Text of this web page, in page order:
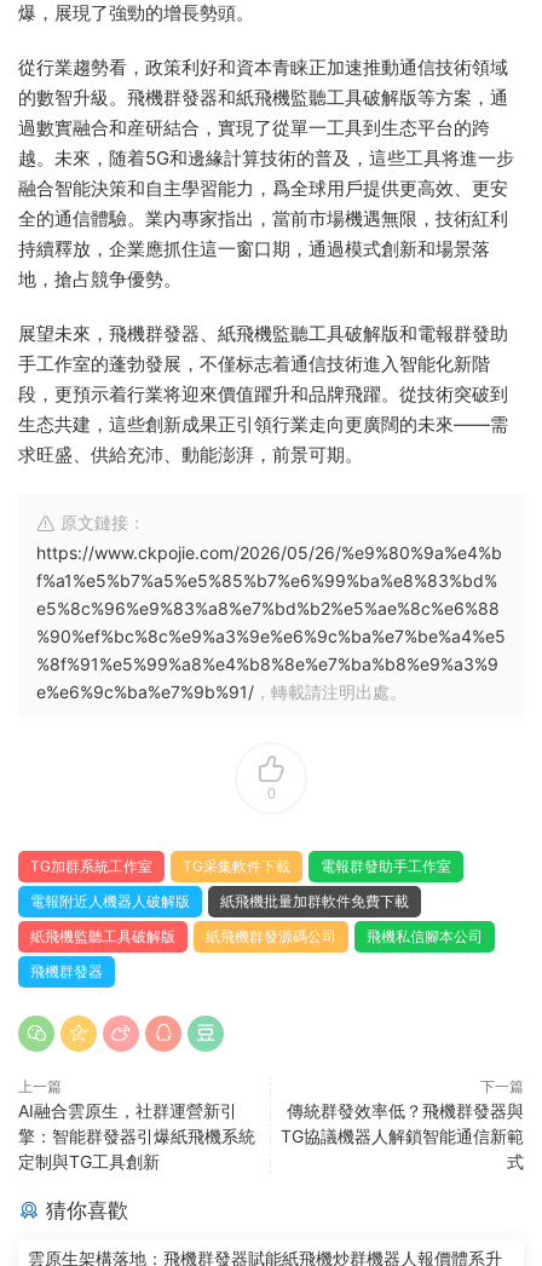
爆，展現了強勁的增長勢頭。
從行業趨勢看，政策利好和資本青睐正加速推動通信技術領域
的數智升級。飛機群發器和紙飛機監聽工具破解版等方案，通
過數實融合和産研結合，實現了從單一工具到生态平台的跨
越。未來，随着5G和邊緣計算技術的普及，這些工具将進一步
融合智能決策和自主學習能力，爲全球用戶提供更高效、更安
全的通信體驗。業内專家指出，當前市場機遇無限，技術紅利
持續釋放，企業應抓住這一窗口期，通過模式創新和場景落
地，搶占競争優勢。
展望未來，飛機群發器、紙飛機監聽工具破解版和電報群發助
手工作室的蓬勃發展，不僅标志着通信技術進入智能化新階
段，更預示着行業将迎來價值躍升和品牌飛躍。從技術突破到
生态共建，這些創新成果正引領行業走向更廣闊的未來——需
求旺盛、供給充沛、動能澎湃，前景可期。
原文鏈接：
https://www.ckpojie.com/2026/05/26/%e9%80%9a%e4%b
f%a1%e5%b7%a5%e5%85%b7%e6%99%ba%e8%83%bd%
e5%8c%96%e9%83%a8%e7%bd%b2%e5%ae%8c%e6%88
%90%ef%bc%8c%e9%a3%9e%e6%9c%ba%e7%be%a4%e5
%8f%91%e5%99%a8%e4%b8%8e%e7%ba%b8%e9%a3%9
e%e6%9c%ba%e7%9b%91/ ，轉載請注明出處。
0
TG加群系統工作室 TG采集軟件下載
電報群發助手工作室
電報附近人機器人破解版
紙飛機批量加群軟件免費下載
紙飛機監聽工具破解版
紙飛機群發源碼公司
飛機私信腳本公司
飛機群發器
上一篇
AI融合雲原生，社群運營新引
擎：智能群發器引爆紙飛機系統
定制與TG工具創新
下一篇
傳統群發效率低？飛機群發器與
TG協議機器人解鎖智能通信新範
式
猜你喜歡
雲原生架構落地：飛機群發器賦能紙飛機炒群機器人報價體系升